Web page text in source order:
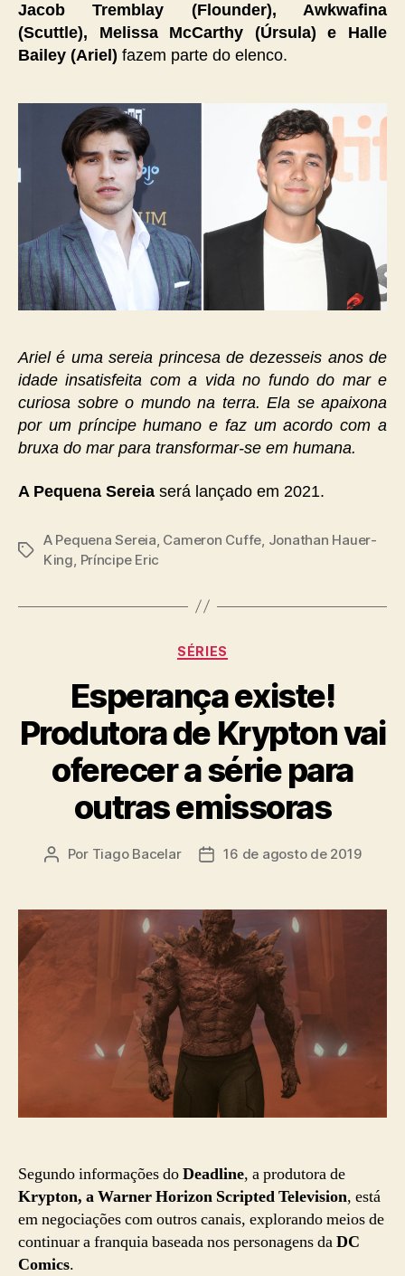
Jacob Tremblay (Flounder), Awkwafina
(Scuttle), Melissa McCarthy (Úrsula) e Halle
Bailey (Ariel) fazem parte do elenco.
Ariel é uma sereia princesa de dezesseis anos de
idade insatisfeita com a vida no fundo do mar e
curiosa sobre o mundo na terra. Ela se apaixona
por um príncipe humano e faz um acordo com a
bruxa do mar para transformar-se em humana.
A Pequena Sereia será lançado em 2021.
Tags
A Pequena Sereia, Cameron Cuffe, Jonathan Hauer-
King, Príncipe Eric
Categorias
SÉRIES
Esperança existe!
Produtora de Krypton vai
oferecer a série para
outras emissoras
Autor
Por Tiago Bacelar
Data16 de agosto de 2019
Segundo informações doDeadline, a produtora de
Krypton, a Warner Horizon Scripted Television, está
em negociações com outros canais, explorando meios de
continuar a franquia baseada nos personagens daDC
Comics.